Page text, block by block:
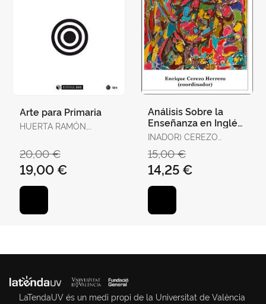
Arte para Primaria
HUERTA RAMÓN,
20,00 €
19,00 €
Análisis Sobre la
Enseñanza en Inglés
en la Comunitat
Perspe
INADOR) CEREZO
(COORD
15,00 €
14,25 €
LaTendaUV és un medi propi de la Universitat de València